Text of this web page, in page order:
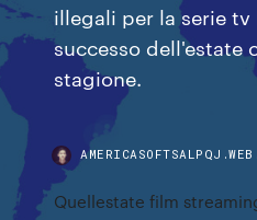
illegali per la serie
successo dell'estate
stagione.
Quellestate film